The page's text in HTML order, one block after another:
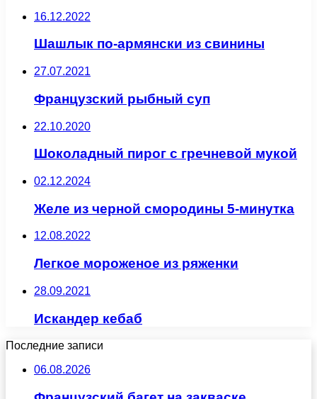
16.12.2022
Шашлык по-армянски из свинины
27.07.2021
Французский рыбный суп
22.10.2020
Шоколадный пирог с гречневой мукой
02.12.2024
Желе из черной смородины 5-минутка
12.08.2022
Легкое мороженое из ряженки
28.09.2021
Искандер кебаб
Последние записи
06.08.2026